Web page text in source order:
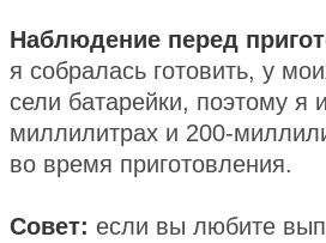
Наблюдение перед
я собралась готовить, у
сели батарейки, поэтому я
миллилитрах и 200-
во время приготовления.
Совет: если вы любите